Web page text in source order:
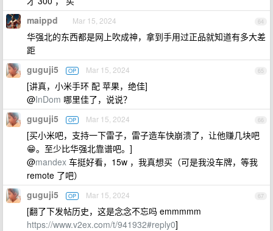
64
maippd Mar 15, 2024
华强北的东西都是网上吹成神，拿到手用过正品就知道有多大差
距
65
guguji5 OP Mar 15, 2024
[讲真，小米手环 配 苹果，绝佳]
@InDom 哪里佳了，说说？
66
guguji5 OP Mar 15, 2024
[买小米吧，支持一下雷子，雷子造车快崩溃了，让他赚几块吧
😁。至少比华强北靠谱吧。]
@mandex 车挺好看，15w ，我真想买（可是我没车牌，等我
remote 了吧）
67
guguji5 OP Mar 15, 2024
[翻了下发帖历史，这是念念不忘吗 emmmmm
https://www.v2ex.com/t/941932#reply0]